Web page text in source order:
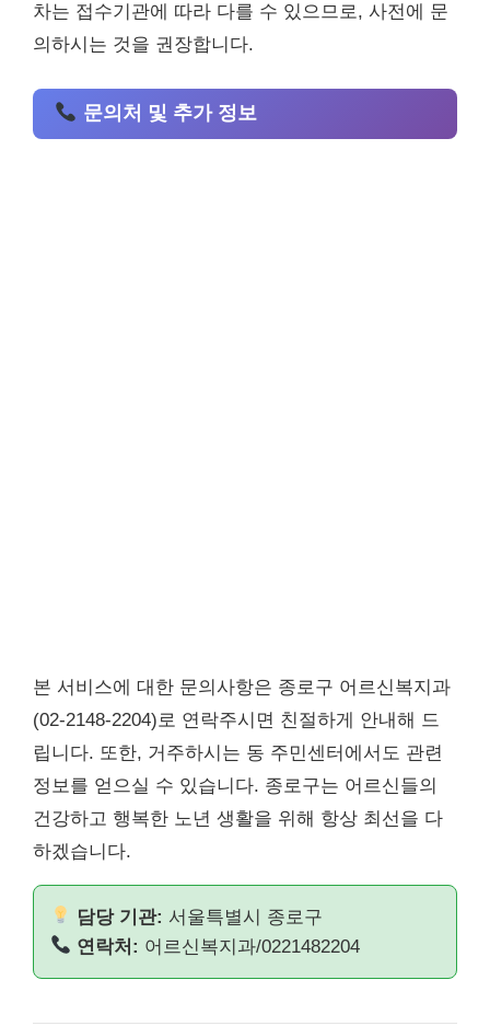
차는 접수기관에 따라 다를 수 있으므로, 사전에 문
의하시는 것을 권장합니다.
문의처 및 추가 정보
본 서비스에 대한 문의사항은 종로구 어르신복지과
(02-2148-2204)로 연락주시면 친절하게 안내해 드
립니다. 또한, 거주하시는 동 주민센터에서도 관련
정보를 얻으실 수 있습니다. 종로구는 어르신들의
건강하고 행복한 노년 생활을 위해 항상 최선을 다
하겠습니다.
담당 기관: 서울특별시 종로구
연락처: 어르신복지과/0221482204